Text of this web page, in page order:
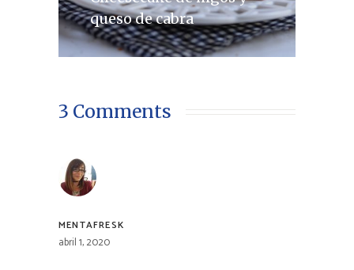
queso de cabra
3 Comments
MENTAFRESK
abril 1, 2020